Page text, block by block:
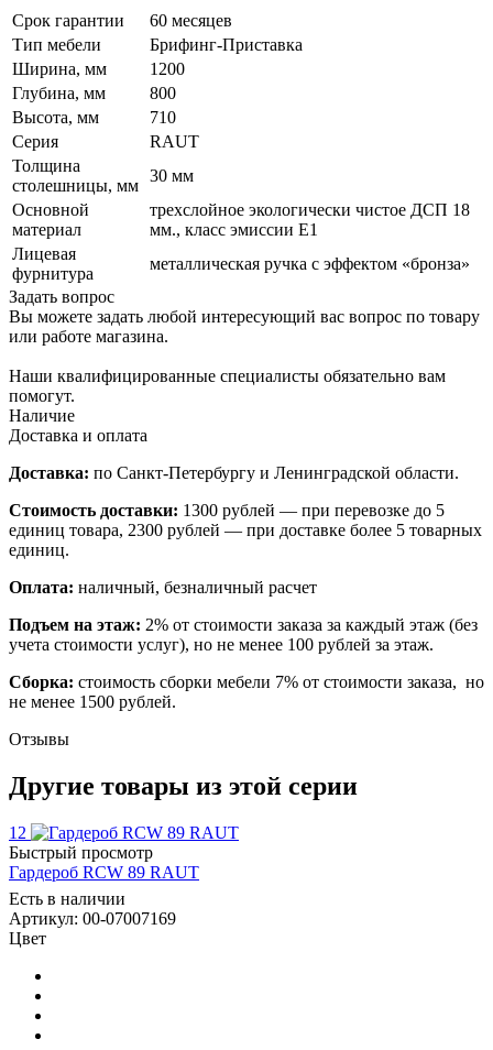
Срок гарантии
60 месяцев
Тип мебели
Брифинг-Приставка
Ширина, мм
1200
Глубина, мм
800
Высота, мм
710
Серия
RAUT
Толщина
столешницы, мм
30 мм
Основной
материал
трехслойное экологически чистое ДСП 18
мм., класс эмиссии Е1
Лицевая
фурнитура
металлическая ручка с эффектом «бронза»
Задать вопрос
Вы можете задать любой интересующий вас вопрос по товару
или работе магазина.
Наши квалифицированные специалисты обязательно вам
помогут.
Наличие
Доставка и оплата
Доставка: по Санкт-Петербургу и Ленинградской области.
Стоимость доставки: 1300 рублей — при перевозке до 5
единиц товара, 2300 рублей — при доставке более 5 товарных
единиц.
Оплата: наличный, безналичный расчет
Подъем на этаж: 2% от стоимости заказа за каждый этаж (без
учета стоимости услуг), но не менее 100 рублей за этаж.
Сборка: стоимость сборки мебели 7% от стоимости заказа, но
не менее 1500 рублей.
Отзывы
Другие товары из этой серии
12
Быстрый просмотр
Гардероб RCW 89 RAUT
Есть в наличии
Артикул: 00-07007169
Цвет